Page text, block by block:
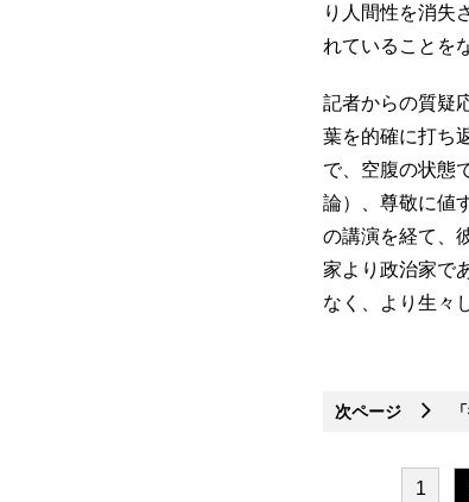
り人間性を消失
れていることを
記者からの質疑
葉を的確に打ち
で、空腹の状態
論）、尊敬に値
の講演を経て、
家より政治家で
なく、より生々
次ページ 「
1